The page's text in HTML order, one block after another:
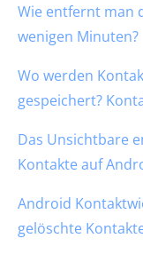
Wie entfernt man
wenigen Minuten?
Wo werden
gespeichert?
Das Unsichtbare
Kontakte auf
Android
gelöschte